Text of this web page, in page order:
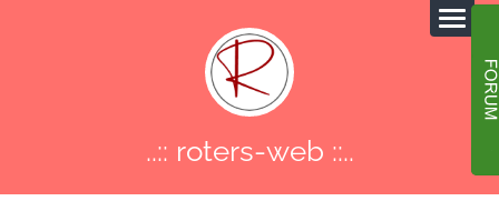
..:: roters-web ::..